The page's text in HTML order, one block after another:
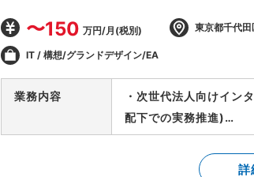
〜150 万円/月(税別) 東京都千代
IT / 構想/グランドデザイン/EA
業務内容
・次世代法人向けイン
配下での実務推進)
・外部環境(全銀仕様/
詳